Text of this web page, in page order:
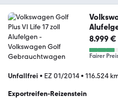
8.999 €
Fairer
Unfallfrei • EZ 01/2014• 116.524
Exportreifen-Reizenstein